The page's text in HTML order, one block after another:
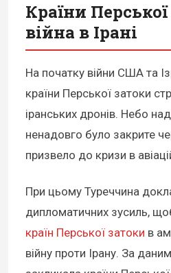
Країни
війна в Ірані
На початку війни США та
країни Перської затоки
іранських дронів. Небо
ненадовго було закрите
призвело до кризи в
При цьому Туреччина
дипломатичних зусиль,
країн Перської затоки в
війну проти Ірану. За